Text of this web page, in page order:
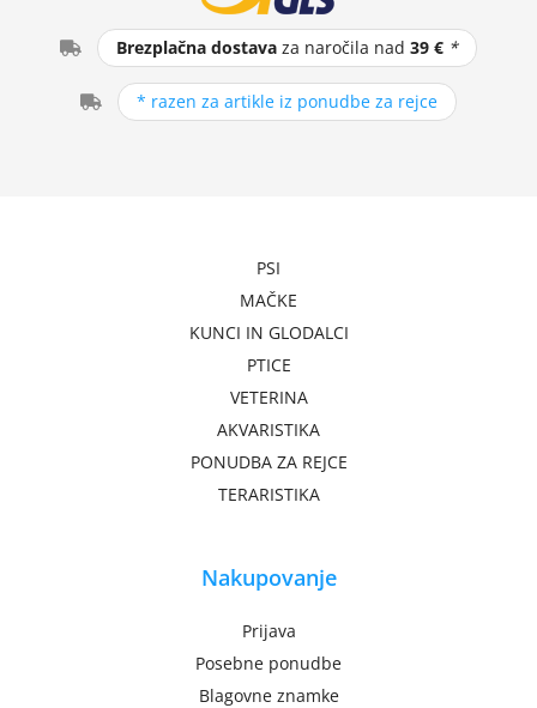
Brezplačna dostava za naročila nad39 € *
* razen za artikle iz ponudbe za rejce
PSI
MAČKE
KUNCI IN GLODALCI
PTICE
VETERINA
AKVARISTIKA
PONUDBA ZA REJCE
TERARISTIKA
Nakupovanje
Prijava
Posebne ponudbe
Blagovne znamke